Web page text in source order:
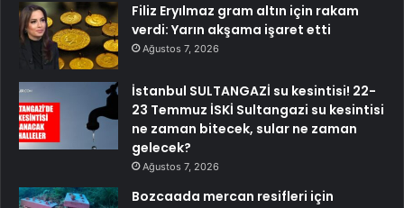
Filiz Eryılmaz gram altın için rakam
verdi: Yarın akşama işaret etti
Ağustos 7, 2026
İstanbul SULTANGAZİ su kesintisi! 22-
23 Temmuz İSKİ Sultangazi su kesintisi
ne zaman bitecek, sular ne zaman
gelecek?
Ağustos 7, 2026
Bozcaada mercan resifleri için